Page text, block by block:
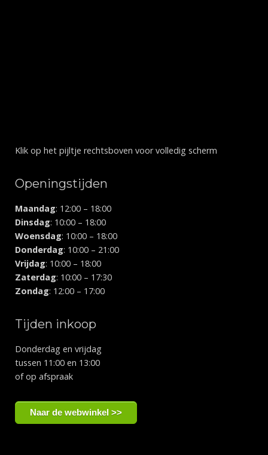
Klik op het pijltje rechtsboven voor volledig scherm
Openingstijden
Maandag: 12:00 – 18:00
Dinsdag: 10:00 – 18:00
Woensdag: 10:00 – 18:00
Donderdag: 10:00 – 21:00
Vrijdag: 10:00 – 18:00
Zaterdag: 10:00 – 17:30
Zondag: 12:00 – 17:00
Tijden inkoop
Donderdag en vrijdag
tussen 11:00 en 13:00
of op afspraak
Naar de webwinkel >>